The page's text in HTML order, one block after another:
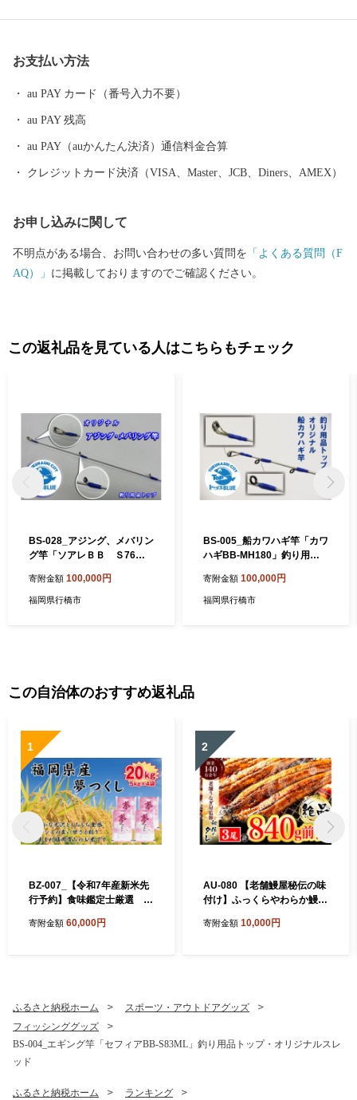
お支払い方法
au PAY カード（番号入力不要）
au PAY 残高
au PAY（auかんたん決済）通信料金合算
クレジットカード決済（VISA、Master、JCB、Diners、AMEX）
お申し込みに関して
不明点がある場合、お問い合わせの多い質問を 「よくある質問（F
AQ）」 に掲載しておりますのでご確認ください。
この返礼品を見ている人はこちらもチェック
BS-028_アジング、メバリン
グ竿「ソアレＢＢ Ｓ76Ｌ
ジナルスレッド
寄附金額 100,000円
福岡県行橋市
BS-005_船カワハギ竿「カワ
ハギBB-MH180」釣り用品
寄附金額 100,000円
福岡県行橋市
この自治体のおすすめ返礼品
1
BZ-007_【令和7年産新米先
行予約】食味鑑定士厳選
×4)
寄附金額 60,000円
2
AU-080 【老舗鰻屋秘伝の味
付け】ふっくらやわらか鰻の
寄附金額 10,000円
ふるさと納税ホーム
スポーツ・アウトドアグッズ
フィッシンググッズ
BS-004_エギング竿「セフィアBB-S83ML」釣り用品トップ・オリジナルスレ
ッド
ふるさと納税ホーム ランキング